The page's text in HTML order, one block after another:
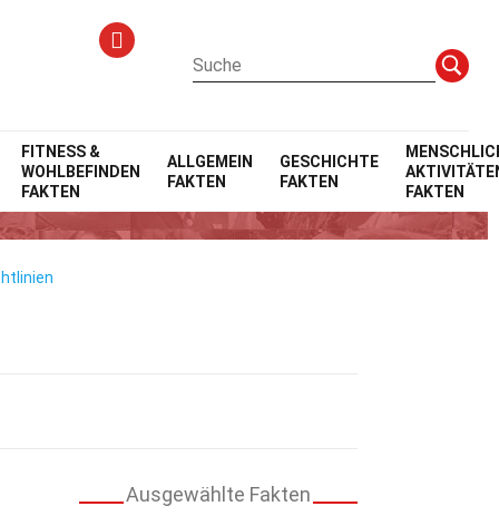
FITNESS &
WOHLBEFINDEN
FAKTEN
ALLGEMEIN
FAKTEN
GESCHICHTE
FAKTEN
FAKTEN
Ausgewählte Fakten